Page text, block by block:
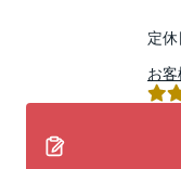
定
お